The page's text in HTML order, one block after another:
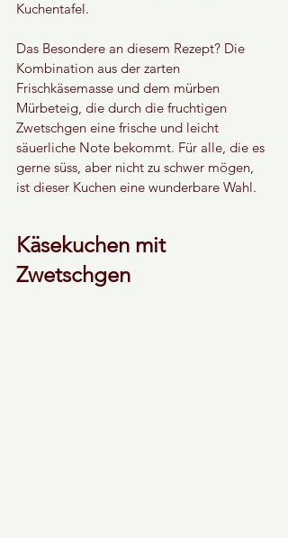
Kuchentafel.
Das Besondere an diesem Rezept? Die
Kombination aus der zarten
Frischkäsemasse und dem mürben
Mürbeteig, die durch die fruchtigen
Zwetschgen eine frische und leicht
säuerliche Note bekommt. Für alle, die es
gerne süss, aber nicht zu schwer mögen,
ist dieser Kuchen eine wunderbare Wahl.
Käsekuchen mit
Zwetschgen